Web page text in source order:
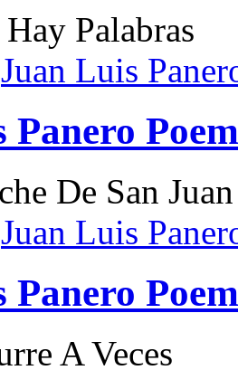
Palabras
Juan Luis
De San Juan
Juan Luis
A Veces